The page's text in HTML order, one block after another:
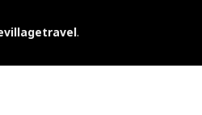
.